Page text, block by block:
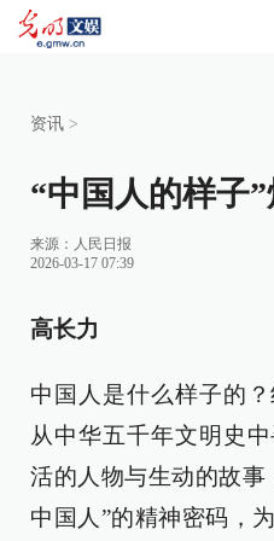
资讯 >
“中国人的样子
来源： 人民日报
2026-03-17 07:39
高长力
中国人是什么样子的
从中华五千年文明史
活的人物与生动的故事
中国人”的精神密码，